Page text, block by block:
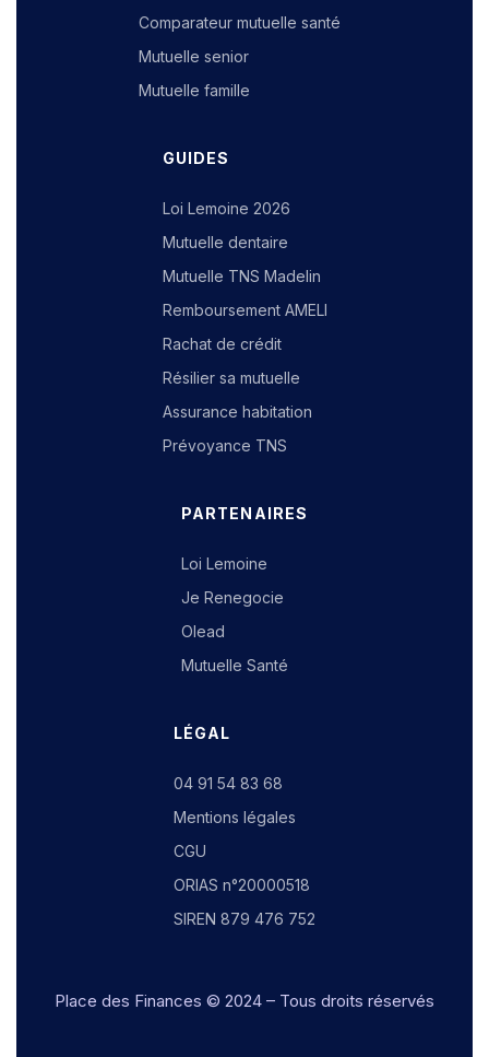
Comparateur mutuelle santé
Mutuelle senior
Mutuelle famille
GUIDES
Loi Lemoine 2026
Mutuelle dentaire
Mutuelle TNS Madelin
Remboursement AMELI
Rachat de crédit
Résilier sa mutuelle
Assurance habitation
Prévoyance TNS
PARTENAIRES
Loi Lemoine
Je Renegocie
Olead
Mutuelle Santé
LÉGAL
04 91 54 83 68
Mentions légales
CGU
ORIAS n°20000518
SIREN 879 476 752
Place des Finances © 2024 – Tous droits réservés